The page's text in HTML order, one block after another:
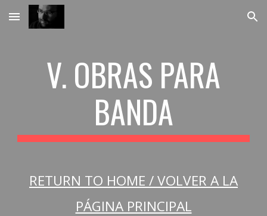
Skip to main content Skip to navigation
V. OBRAS PARA
BANDA
RETURN TO HOME / VOLVER A LA
PÁGINA PRINCIPAL